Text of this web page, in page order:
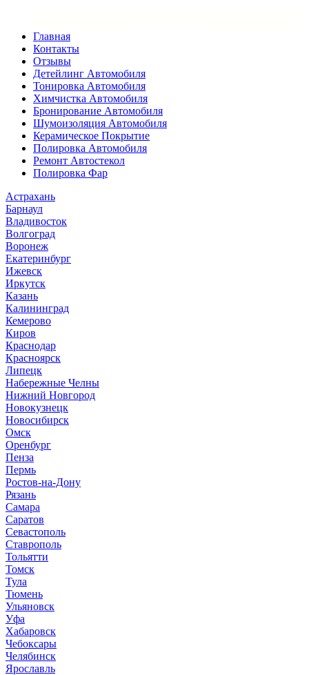
Главная
Контакты
Отзывы
Детейлинг Автомобиля
Тонировка Автомобиля
Химчистка Автомобиля
Бронирование Автомобиля
Шумоизоляция Автомобиля
Керамическое Покрытие
Полировка Автомобиля
Ремонт Автостекол
Полировка Фар
Астрахань
Барнаул
Владивосток
Волгоград
Воронеж
Екатеринбург
Ижевск
Иркутск
Казань
Калининград
Кемерово
Киров
Краснодар
Красноярск
Липецк
Набережные Челны
Нижний Новгород
Новокузнецк
Новосибирск
Омск
Оренбург
Пенза
Пермь
Ростов-на-Дону
Рязань
Самара
Саратов
Севастополь
Ставрополь
Тольятти
Томск
Тула
Тюмень
Ульяновск
Уфа
Хабаровск
Чебоксары
Челябинск
Ярославль